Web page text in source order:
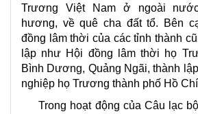
Trương Việt Nam ở ngoài
hương, về quê cha đất tổ. Bên
đồng lâm thời của các tỉnh thành
lập như Hội đồng lâm thời họ
Bình Dương, Quảng Ngãi, thành
nghiệp họ Trương thành phố Hồ
Trong hoạt động của Câu lạc